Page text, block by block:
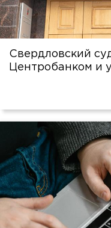
Свердловский
Центробанком и